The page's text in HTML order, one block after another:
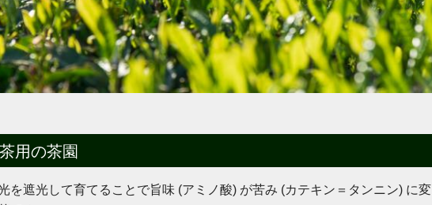
用の茶園
を遮光して育てることで旨味 (アミノ酸) が苦み (カテキン＝タンニン) に変